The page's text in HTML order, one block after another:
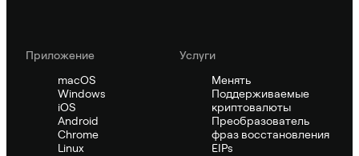
Приложение
macOS
Windows
iOS
Android
Chrome
Linux
Услуги
Менять
Поддерживаемые
криптовалюты
Преобразователь
фраз восстановления
EIPs